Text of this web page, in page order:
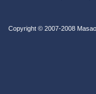
Copyright © 2007-2008